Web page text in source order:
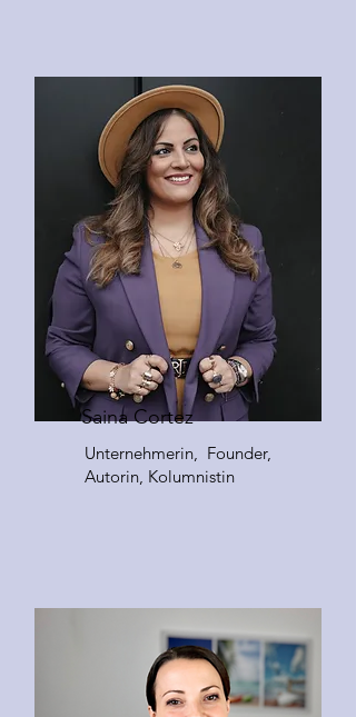
Saina Cortez
Unternehmerin, Founder,
Autorin, Kolumnistin